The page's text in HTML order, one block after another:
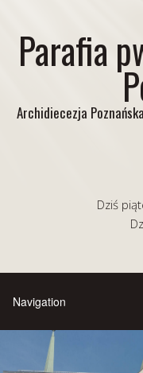
Parafia
Archidiecezja
Dziś